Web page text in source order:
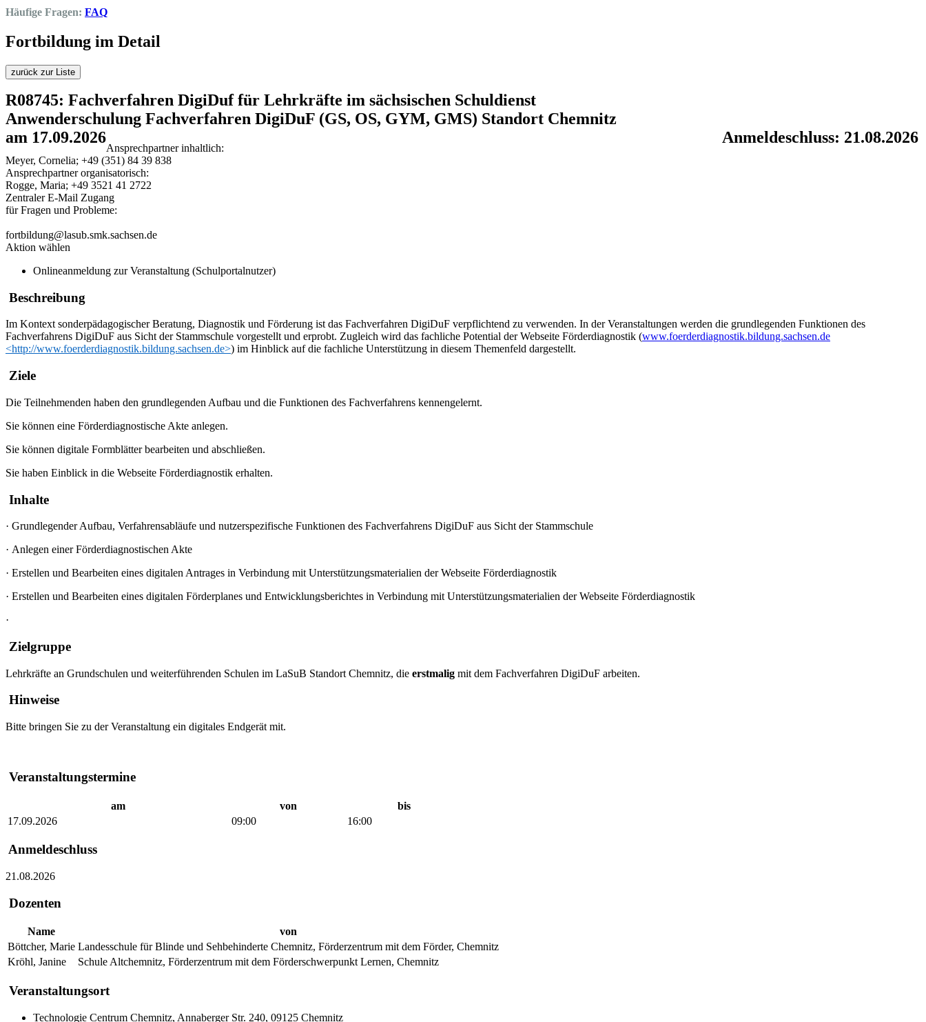
Häufige Fragen: FAQ
Fortbildung im Detail
zurück zur Liste
R08745: Fachverfahren DigiDuf für Lehrkräfte im sächsischen Schuldienst
Anwenderschulung Fachverfahren DigiDuF (GS, OS, GYM, GMS) Standort Chemnitz
am 17.09.2026
Anmeldeschluss: 21.08.2026
Ansprechpartner inhaltlich:
Meyer, Cornelia; +49 (351) 84 39 838
Ansprechpartner organisatorisch:
Rogge, Maria; +49 3521 41 2722
Zentraler E-Mail Zugang
für Fragen und Probleme:
fortbildung@lasub.smk.sachsen.de
Aktion wählen
Onlineanmeldung zur Veranstaltung (Schulportalnutzer)
Beschreibung
Im Kontext sonderpädagogischer Beratung, Diagnostik und Förderung ist das Fachverfahren DigiDuF verpflichtend zu verwenden. In der Veranstaltungen werden die grundlegenden Funktionen des
Fachverfahrens DigiDuF aus Sicht der Stammschule vorgestellt und erprobt. Zugleich wird das fachliche Potential der Webseite Förderdiagnostik (www.foerderdiagnostik.bildung.sachsen.de
<http://www.foerderdiagnostik.bildung.sachsen.de>) im Hinblick auf die fachliche Unterstützung in diesem Themenfeld dargestellt.
Ziele
Die Teilnehmenden haben den grundlegenden Aufbau und die Funktionen des Fachverfahrens kennengelernt.
Sie können eine Förderdiagnostische Akte anlegen.
Sie können digitale Formblätter bearbeiten und abschließen.
Sie haben Einblick in die Webseite Förderdiagnostik erhalten.
Inhalte
· Grundlegender Aufbau, Verfahrensabläufe und nutzerspezifische Funktionen des Fachverfahrens DigiDuF aus Sicht der Stammschule
· Anlegen einer Förderdiagnostischen Akte
· Erstellen und Bearbeiten eines digitalen Antrages in Verbindung mit Unterstützungsmaterialien der Webseite Förderdiagnostik
· Erstellen und Bearbeiten eines digitalen Förderplanes und Entwicklungsberichtes in Verbindung mit Unterstützungsmaterialien der Webseite Förderdiagnostik
·
Zielgruppe
Lehrkräfte an Grundschulen und weiterführenden Schulen im LaSuB Standort Chemnitz, die erstmalig mit dem Fachverfahren DigiDuF arbeiten.
Hinweise
Bitte bringen Sie zu der Veranstaltung ein digitales Endgerät mit.
Veranstaltungstermine
am von
bis
17.09.2026
09:00 16:00
Anmeldeschluss
21.08.2026
Dozenten
Name
von
Böttcher, Marie Landesschule für Blinde und Sehbehinderte Chemnitz, Förderzentrum mit dem Förder, Chemnitz
Kröhl, Janine
Schule Altchemnitz, Förderzentrum mit dem Förderschwerpunkt Lernen, Chemnitz
Veranstaltungsort
Technologie Centrum Chemnitz, Annaberger Str. 240, 09125 Chemnitz